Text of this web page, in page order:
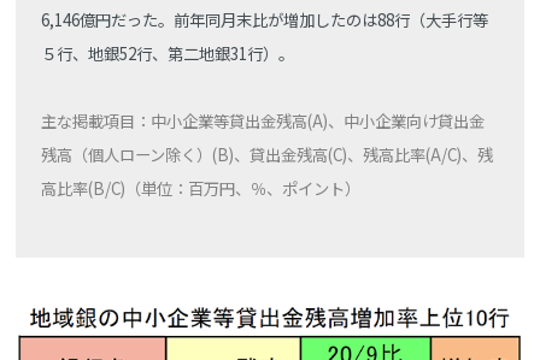
6,146億円だった。前年同月末比が増加したのは88行（大手行等
５行、地銀52行、第二地銀31行）。
主な掲載項目：中小企業等貸出金残高(A)、中小企業向け貸出金
残高（個人ローン除く）(B)、貸出金残高(C)、残高比率(A/C)、残
高比率(B/C)（単位：百万円、％、ポイント）